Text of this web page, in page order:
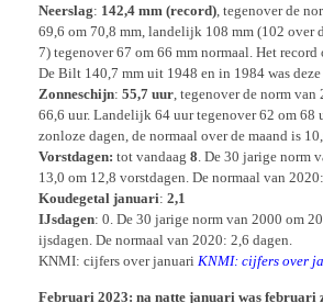
Neerslag: 142,4 mm (record), tegenover de
69,6 om 70,8 mm, landelijk 108 mm (102 over
7) tegenover 67 om 66 mm normaal. Het record
De Bilt 140,7 mm uit 1948 en in 1984 was
Zonneschijn: 55,7 uur, tegenover de norm
66,6 uur. Landelijk 64 uur tegenover 62 om 68
zonloze dagen, de normaal over de maand is
Vorstdagen: tot vandaag 8. De 30 jarige norm
13,0 om 12,8 vorstdagen. De normaal van
Koudegetal januari: 2,1
IJsdagen: 0. De 30 jarige norm van 2000 om
ijsdagen. De normaal van 2020: 2,6 dagen.
KNMI: cijfers over januari KNMI: cijfers over
Februari 2023: na natte januari was februari